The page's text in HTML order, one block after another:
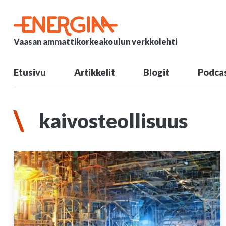
Vaasan ammattikorkeakoulun verkkolehti
Etusivu Artikkelit Blogit
kaivosteollisuus